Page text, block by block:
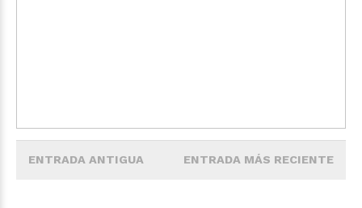
ENTRADA MÁS RECIENTE
ENTRADA ANTIGUA